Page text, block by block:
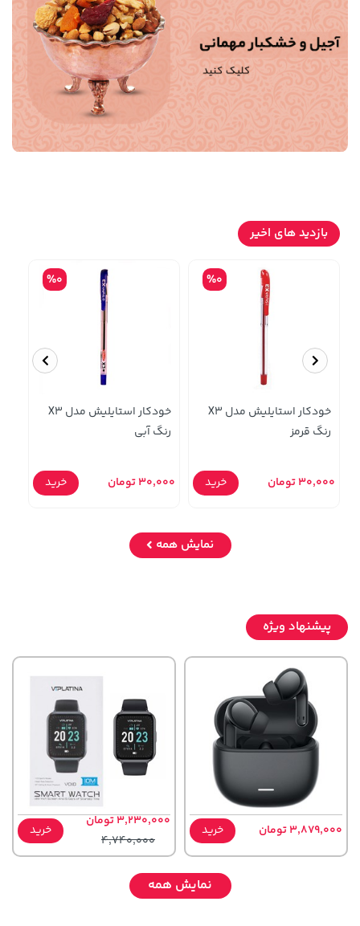
بازدید های اخیر
%0
خودکار استایلیش مدل X3
رنگ قرمز
30,000 تومان خرید
%0
خودکار استایلیش مدل X3
رنگ آبی
30,000 تومان خرید
نمایش همه
پیشنهاد ویژه
3,879,000 تومان خرید
3,230,000 تومان
4,740,000
خرید
نمایش همه